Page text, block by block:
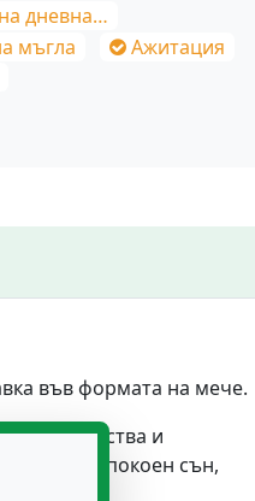
умора
мъгла
Ажитация
във формата на мече.
свойства и
на спокоен сън,